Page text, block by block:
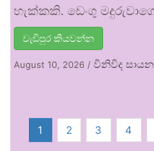
හැක්කකි. ඩෙංගු
වැඩිපුර කියවන්න
August 10, 2026 / විනිවිද
1 2 3 4